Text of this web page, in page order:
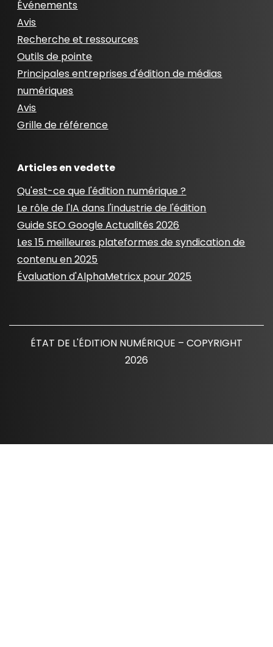
Événements
Avis
Recherche et ressources
Outils de pointe
Principales entreprises d'édition de médias
numériques
Avis
Grille de référence
Articles en vedette
Qu'est-ce que l'édition numérique ?
Le rôle de l'IA dans l'industrie de l'édition
Guide SEO Google Actualités 2026
Les 15 meilleures plateformes de syndication de
contenu en 2025
Évaluation d'AlphaMetricx pour 2025
ÉTAT DE L'ÉDITION NUMÉRIQUE – COPYRIGHT
2026